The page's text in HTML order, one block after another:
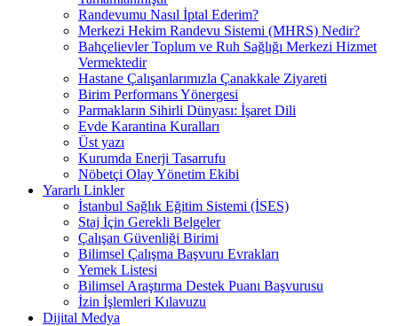
Randevumu Nasıl İptal Ederim?
Merkezi Hekim Randevu Sistemi (MHRS) Nedir?
Bahçelievler Toplum ve Ruh Sağlığı Merkezi Hizmet
Vermektedir
Hastane Çalışanlarımızla Çanakkale Ziyareti
Birim Performans Yönergesi
Parmakların Sihirli Dünyası: İşaret Dili
Evde Karantina Kuralları
Üst yazı
Kurumda Enerji Tasarrufu
Nöbetçi Olay Yönetim Ekibi
Yararlı Linkler
İstanbul Sağlık Eğitim Sistemi (İSES)
Staj İçin Gerekli Belgeler
Çalışan Güvenliği Birimi
Bilimsel Çalışma Başvuru Evrakları
Yemek Listesi
Bilimsel Araştırma Destek Puanı Başvurusu
İzin İşlemleri Kılavuzu
Dijital Medya